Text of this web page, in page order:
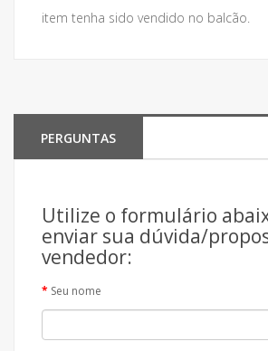
item tenha sido vendido no balcão.
PERGUNTAS
Utilize o formulário
enviar sua dúvida/
vendedor:
Seu nome